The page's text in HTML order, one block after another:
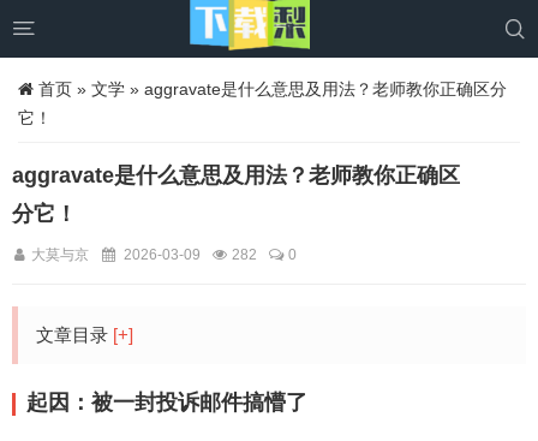
 
首页 » 文学 » aggravate是什么意思及用法？老师教你正确区分
它！
aggravate是什么意思及用法？老师教你正确区
分它！
大莫与京 2026-03-09 282 0
文章目录 [+]
起因：被一封投诉邮件搞懵了